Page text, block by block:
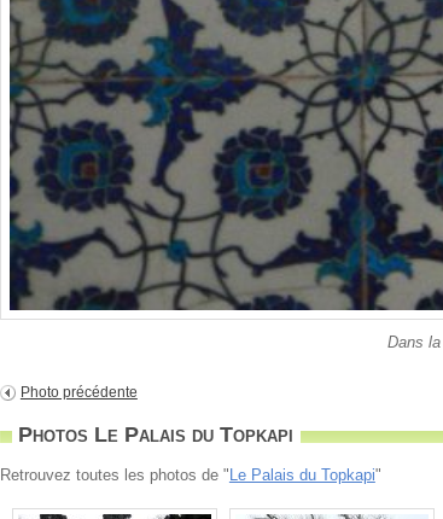
Dans
Photo précédente
Photos Le Palais du Topkapi
Retrouvez toutes les photos de "Le Palais du Topkapi"